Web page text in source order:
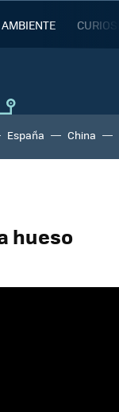
España China
hueso